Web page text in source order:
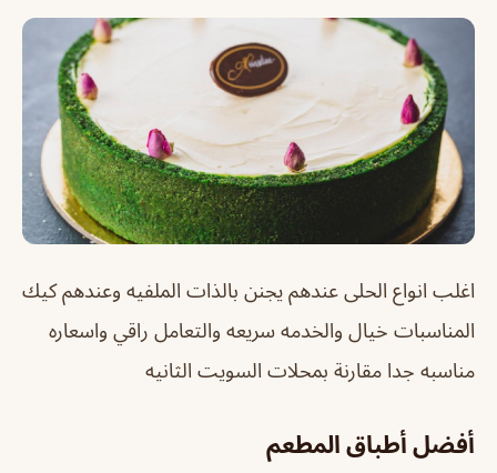
اغلب انواع الحلى عندهم يجنن بالذات الملفيه وعندهم كيك
المناسبات خيال والخدمه سريعه والتعامل راقي واسعاره
مناسبه جدا مقارنة بمحلات السويت الثانيه
أفضل أطباق المطعم